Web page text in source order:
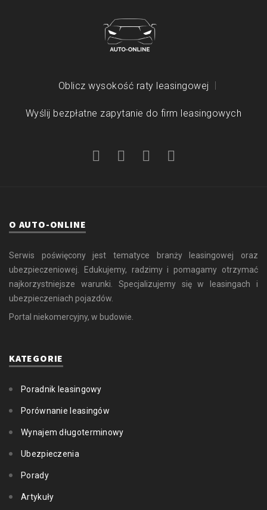
Oblicz wysokość raty leasingowej
Wyślij bezpłatne zapytanie do firm leasingowych
O AUTO-ONLINE
Serwis poświęcony jest tematyce branży leasingowej oraz
ubezpieczeniowej. Edukujemy, radzimy i pomagamy otrzymać
najkorzystniejsze warunki. Specjalizujemy się w leasingach i
ubezpieczeniach pojazdów.
Portal niekomercyjny, w budowie.
KATEGORIE
Poradnik leasingowy
Porównanie leasingów
Wynajem długoterminowy
Ubezpieczenia
Porady
Artykuły